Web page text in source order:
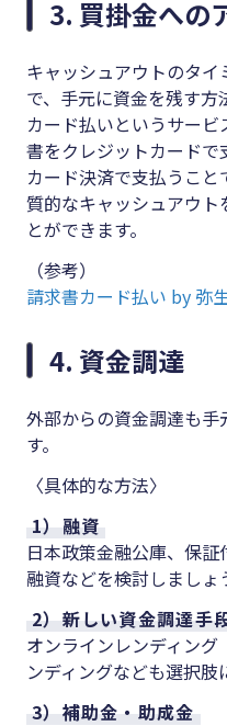
3. 買掛金への
キャッシュアウトのタ
で、手元に資金を残す方
カード払いというサー
書をクレジットカードで
カード決済で支払うこ
質的なキャッシュアウ
とができます。
（参考）
請求書カード払い by 弥
4. 資金調達
外部からの資金調達も
す。
〈具体的な方法〉
1）融資
日本政策金融公庫、保
融資などを検討しましょ
2）新しい資金調達手
オンラインレンディング
ンディングなども選択肢
3）補助金・助成金